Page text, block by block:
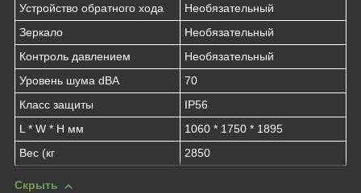
Устройство обратного хода
Необязательный
Зеркало
Необязательный
Контроль давлением
Необязательный
Уровень шума dBA
70
Класс защиты
IP56
L * W * H мм
1060 * 1750 * 1895
Вес (кг
2850
Скрыть